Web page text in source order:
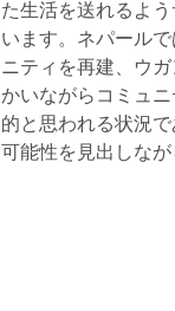
生活を送れるよ
ます。ネパール
ティを再建、ウ
いながらコミュ
と思われる状況
能性を見出しな